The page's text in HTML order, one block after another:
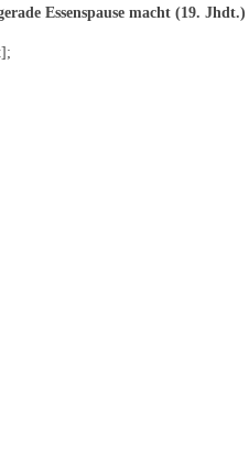
Essenspause macht (19. Jhdt.)